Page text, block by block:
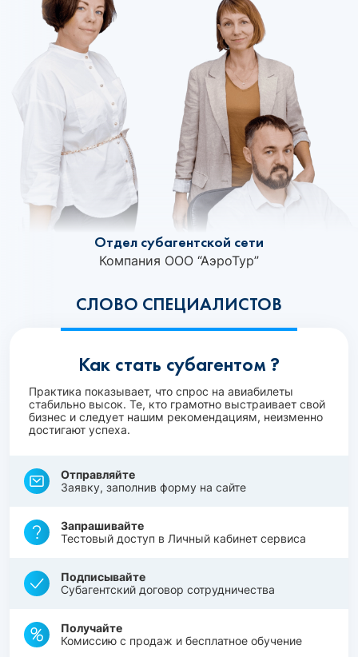
СЛОВО СПЕЦИАЛИСТОВ
Отдел субагентской сети
Компания ООО “АэроТур”
Как стать субагентом ?
Практика показывает, что спрос на авиабилеты
стабильно высок. Те, кто грамотно выстраивает свой
бизнес и следует нашим рекомендациям, неизменно
достигают успеха.
Отправляйте
Заявку, заполнив форму на сайте
Запрашивайте
Тестовый доступ в Личный кабинет сервиса
Подписывайте
Субагентский договор сотрудничества
Получайте
Комиссию с продаж и бесплатное обучение